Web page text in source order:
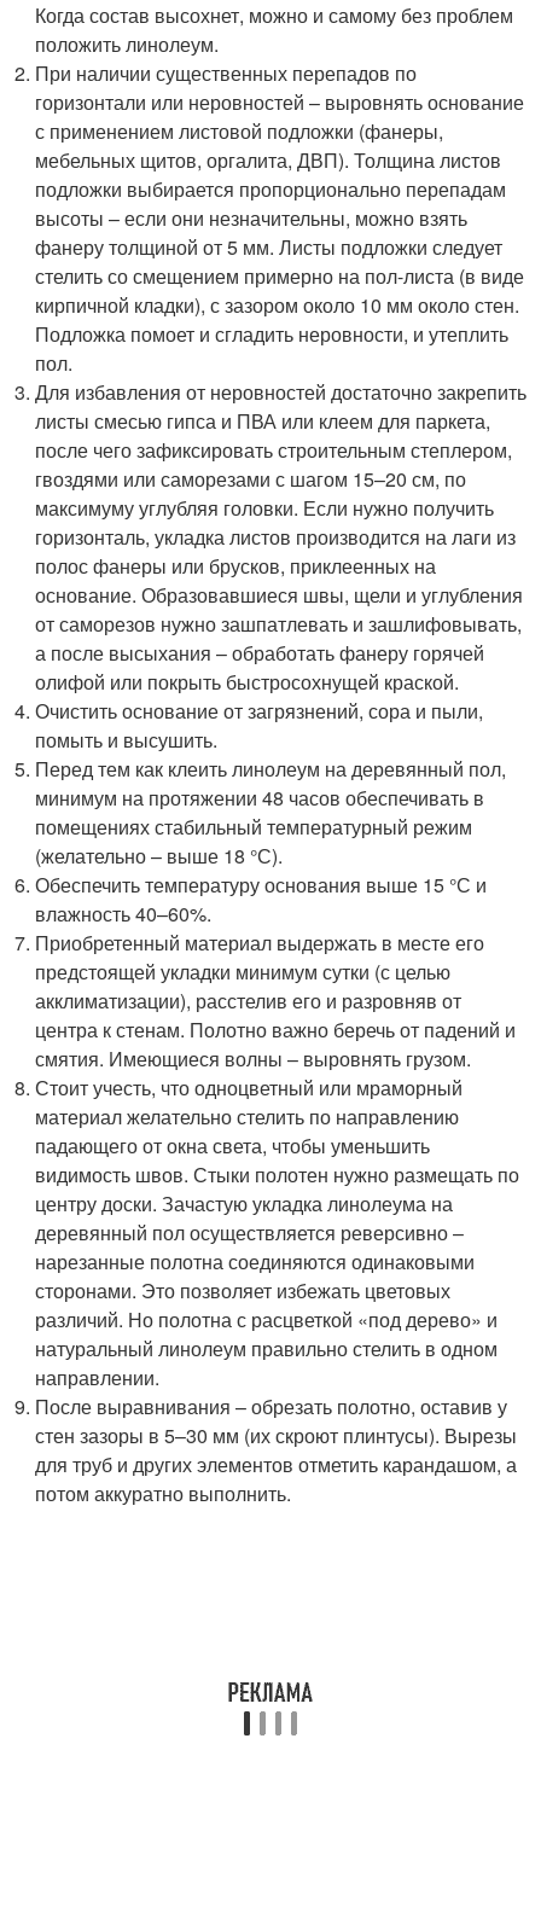
Когда состав высохнет, можно и самому без проблем
положить линолеум.
При наличии существенных перепадов по
горизонтали или неровностей – выровнять основание
с применением листовой подложки (фанеры,
мебельных щитов, оргалита, ДВП). Толщина листов
подложки выбирается пропорционально перепадам
высоты – если они незначительны, можно взять
фанеру толщиной от 5 мм. Листы подложки следует
стелить со смещением примерно на пол-листа (в виде
кирпичной кладки), с зазором около 10 мм около стен.
Подложка помоет и сгладить неровности, и утеплить
пол.
Для избавления от неровностей достаточно закрепить
листы смесью гипса и ПВА или клеем для паркета,
после чего зафиксировать строительным степлером,
гвоздями или саморезами с шагом 15–20 см, по
максимуму углубляя головки. Если нужно получить
горизонталь, укладка листов производится на лаги из
полос фанеры или брусков, приклеенных на
основание. Образовавшиеся швы, щели и углубления
от саморезов нужно зашпатлевать и зашлифовывать,
а после высыхания – обработать фанеру горячей
олифой или покрыть быстросохнущей краской.
Очистить основание от загрязнений, сора и пыли,
помыть и высушить.
Перед тем как клеить линолеум на деревянный пол,
минимум на протяжении 48 часов обеспечивать в
помещениях стабильный температурный режим
(желательно – выше 18 °С).
Обеспечить температуру основания выше 15 °С и
влажность 40–60%.
Приобретенный материал выдержать в месте его
предстоящей укладки минимум сутки (с целью
акклиматизации), расстелив его и разровняв от
центра к стенам. Полотно важно беречь от падений и
смятия. Имеющиеся волны – выровнять грузом.
Стоит учесть, что одноцветный или мраморный
материал желательно стелить по направлению
падающего от окна света, чтобы уменьшить
видимость швов. Стыки полотен нужно размещать по
центру доски. Зачастую укладка линолеума на
деревянный пол осуществляется реверсивно –
нарезанные полотна соединяются одинаковыми
сторонами. Это позволяет избежать цветовых
различий. Но полотна с расцветкой «под дерево» и
натуральный линолеум правильно стелить в одном
направлении.
После выравнивания – обрезать полотно, оставив у
стен зазоры в 5–30 мм (их скроют плинтусы). Вырезы
для труб и других элементов отметить карандашом, а
потом аккуратно выполнить.